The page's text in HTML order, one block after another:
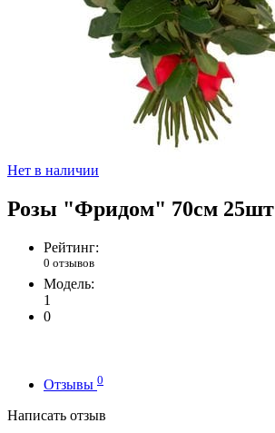
Нет в наличии
Розы "Фридом" 70см 25шт
Рейтинг:
0 отзывов
Модель:
1
0
Отзывы 0
Написать отзыв